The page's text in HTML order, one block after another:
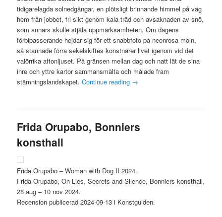
tidigarelagda solnedgångar, en plötsligt brinnande himmel på väg
hem från jobbet, fri sikt genom kala träd och avsaknaden av snö,
som annars skulle stjäla uppmärksamheten. Om dagens
förbipasserande hejdar sig för ett snabbfoto på neonrosa moln,
så stannade förra sekelskiftes konstnärer livet igenom vid det
valörrika aftonljuset. På gränsen mellan dag och natt lät de sina
inre och yttre kartor sammansmälta och målade fram
stämningslandskapet.Continue reading →
Frida Orupabo, Bonniers
konsthall
Frida Orupabo – Woman with Dog II 2024.
Frida Orupabo, On Lies, Secrets and Silence, Bonniers konsthall,
28 aug – 10 nov 2024.
Recension publicerad 2024-09-13 i Konstguiden.